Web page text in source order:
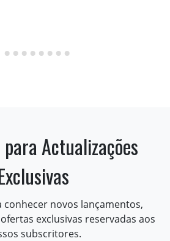
Actualizações
conhecer novos lançamentos,
exclusivas reservadas aos
subscritores.